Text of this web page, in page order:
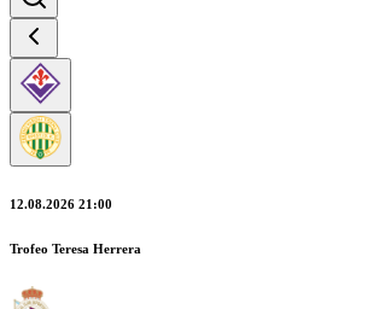
12.08.2026 21:00
Trofeo Teresa Herrera